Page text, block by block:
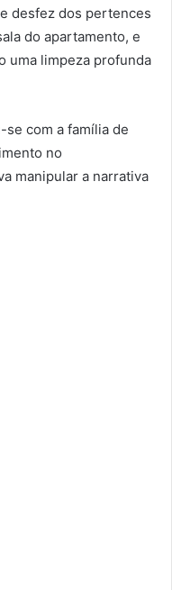
desfez dos pertences
do apartamento, e
uma limpeza profunda
com a família de
no
manipular a narrativa